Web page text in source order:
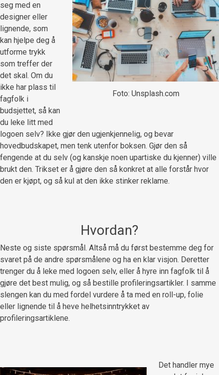
Foto: Unsplash.com
seg med en
designer eller
lignende, som
kan hjelpe deg å
utforme trykk
som treffer der
det skal. Om du
ikke har plass til
fagfolk i
budsjettet, så kan
du leke litt med
logoen selv? Ikke gjør den ugjenkjennelig, og bevar
hovedbudskapet, men tenk utenfor boksen. Gjør den så
fengende at du selv (og kanskje noen upartiske du kjenner) ville
brukt den. Trikset er å gjøre den så konkret at alle forstår hvor
den er kjøpt, og så kul at den ikke stinker reklame.
Hvordan?
Neste og siste spørsmål. Altså må du først bestemme deg for
svaret på de andre spørsmålene og ha en klar visjon. Deretter
trenger du å leke med logoen selv, eller å hyre inn fagfolk til å
gjøre det best mulig, og så bestille profileringsartikler. I samme
slengen kan du med fordel vurdere å ta med en roll-up, folie
eller lignende til å heve helhetsinntrykket av
profileringsartiklene.
Det handler mye